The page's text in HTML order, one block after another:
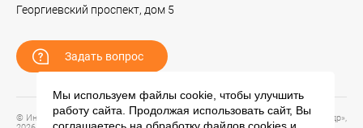
Георгиевский проспект, дом 5
Задать вопрос
© Информационный портал технической поддержки ЦП ИС АО «ПКК Миландр»,
Мы используем файлы cookie, чтобы улучшить
работу сайта. Продолжая использовать сайт, Вы